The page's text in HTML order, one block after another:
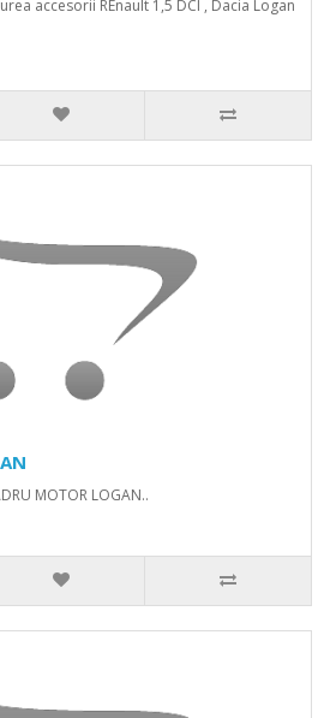
accesorii REnault 1,5 DCI , Dacia Logan
MOTOR LOGAN..